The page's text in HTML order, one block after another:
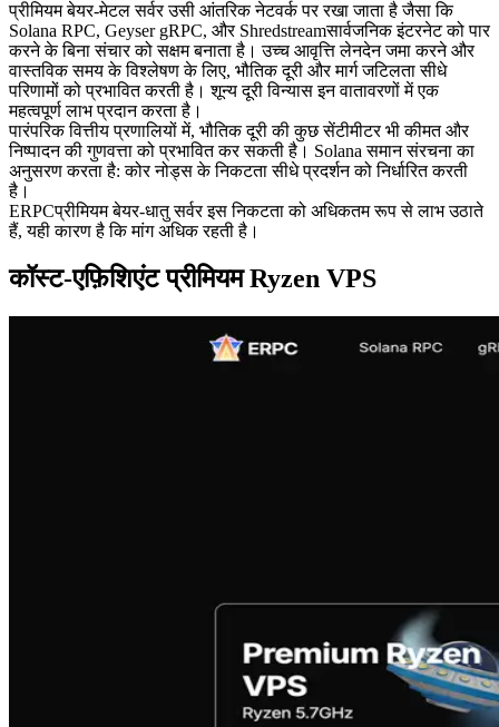
प्रीमियम बेयर-मेटल सर्वर उसी आंतरिक नेटवर्क पर रखा जाता है जैसा कि
Solana RPC, Geyser gRPC, और Shredstreamसार्वजनिक इंटरनेट को पार
करने के बिना संचार को सक्षम बनाता है। उच्च आवृत्ति लेनदेन जमा करने और
वास्तविक समय के विश्लेषण के लिए, भौतिक दूरी और मार्ग जटिलता सीधे
परिणामों को प्रभावित करती है। शून्य दूरी विन्यास इन वातावरणों में एक
महत्वपूर्ण लाभ प्रदान करता है।
पारंपरिक वित्तीय प्रणालियों में, भौतिक दूरी की कुछ सेंटीमीटर भी कीमत और
निष्पादन की गुणवत्ता को प्रभावित कर सकती है। Solana समान संरचना का
अनुसरण करता है: कोर नोड्स के निकटता सीधे प्रदर्शन को निर्धारित करती
है।
ERPCप्रीमियम बेयर-धातु सर्वर इस निकटता को अधिकतम रूप से लाभ उठाते
हैं, यही कारण है कि मांग अधिक रहती है।
कॉस्ट-एफ़िशिएंट प्रीमियम Ryzen VPS